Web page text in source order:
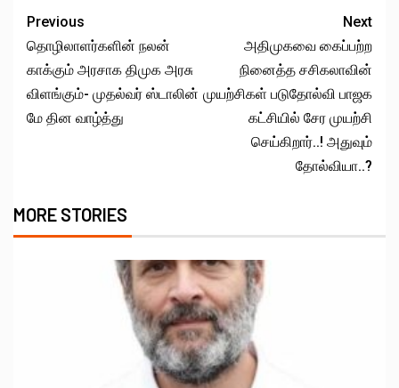
Previous
தொழிலாளர்களின் நலன்
காக்கும் அரசாக திமுக அரசு
விளங்கும்- முதல்வர் ஸ்டாலின்
மே தின வாழ்த்து
Next
அதிமுகவை கைப்பற்ற
நினைத்த சசிகலாவின்
முயற்சிகள் படுதோல்வி பாஜக
கட்சியில் சேர முயற்சி
செய்கிறார்..! அதுவும்
தோல்வியா..?
MORE STORIES